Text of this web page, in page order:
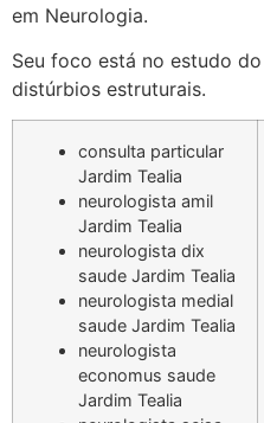
em Neurologia.
Seu foco está no estudo
distúrbios estruturais.
consulta particular
Jardim Tealia
neurologista amil
Jardim Tealia
neurologista dix
saude Jardim Tealia
neurologista medial
saude Jardim Tealia
neurologista
economus saude
Jardim Tealia